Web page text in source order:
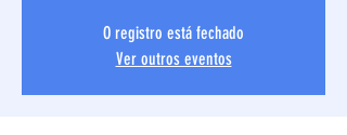
O registro está fechado
Ver outros eventos